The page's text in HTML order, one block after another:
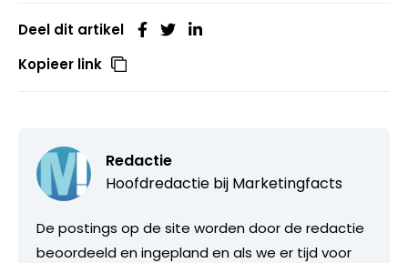
Deel dit artikel
Kopieer link
Redactie
Hoofdredactie bij Marketingfacts
De postings op de site worden door de redactie
beoordeeld en ingepland en als we er tijd voor